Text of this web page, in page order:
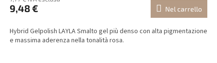
9,48 € Nel carrello
Hybrid Gelpolish LAYLA Smalto gel più denso con alta pigmentazione
e massima aderenza nella tonalità rosa.